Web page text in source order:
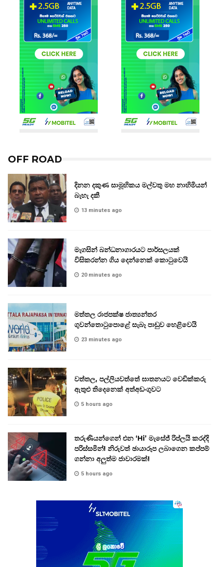
OFF ROAD
දිනන දකුණ සාමූහිකය මල්වතු මහ නාහිමියන්
බැහැ දකී
13 minutes ago
මැගසින් බන්ධනාගාරයට පාර්සලයක්
විසිකරන්න ගිය දෙන්නෙක් කොටුවෙයි
20 minutes ago
මත්තල රාජපක්ෂ ජාත්‍යන්තර
ගුවන්තොටුපොළේ සැබෑ පාඩුව හෙළිවෙයි
23 minutes ago
වත්තල, පල්ලියවත්තේ ඝාතනයට වෙඩික්කරු
ඇතුළු තිදෙනෙක් අත්අඩංගුවට
5 hours ago
තරුණියන්ගෙන් එන ‘Hi’ මැසේජ් රිප්ලයි කරද්දි
පරිස්සමින්! නිරුවත් ඡායාරූප ලබාගෙන කප්පම්
ගන්නා අලුත්ම ජාවාරමක්!
5 hours ago